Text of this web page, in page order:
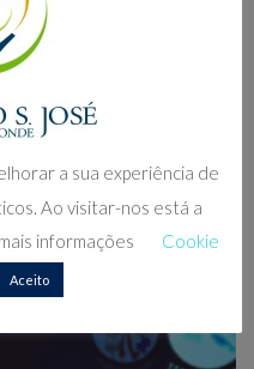
a sua experiência de
Ao visitar-nos está a
informações
Cookie
Aceito